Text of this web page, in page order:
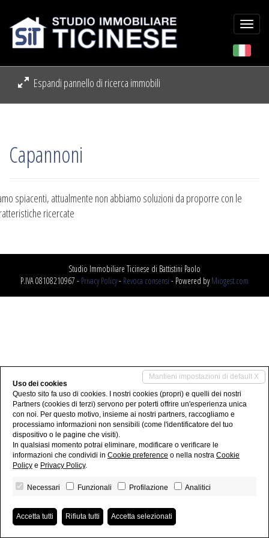
Espandi pannello di ricerca immobili
Capannoni
spiacenti, attualmente non abbiamo soluzioni da proporre con le
ricercate
Studio Immobiliare Ticinese di Battistini Paolo
P.IVA 08108210967 - Privacy Policy- Revoca consensi - Powered byMiogest.com
Mantieni impostazioni di default X
Uso dei cookies
Questo sito fa uso di cookies. I nostri cookies (propri) e quelli dei nostri
Partners (cookies di terzi) servono per poterti offrire un'esperienza unica
con noi. Per questo motivo, insieme ai nostri partners, raccogliamo e
processiamo informazioni non sensibili (come l'identificatore del tuo
dispositivo o le pagine che visiti).
In qualsiasi momento potrai eliminare, modificare o verificare le
informazioni che condividi in Cookie preference o nella nostra Cookie
Policy e Privacy Policy.
Necessari Funzionali Profilazione Analitici
Accetta tutti Rifiuta tutti Accetta selezionati